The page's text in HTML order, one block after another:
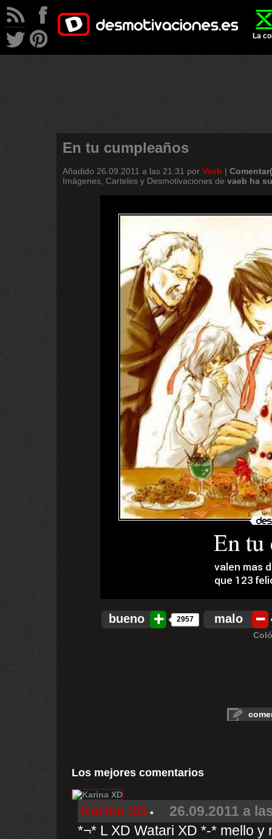
La
En tu cumpleaños
Añadido 26.09.2011 a las 21:31 por Vaeb |
Imágenes, Carteles y Desmotivaciones de vaeb ha
bueno 2957 malo
Los mejores comentarios
Karina XD
26.09.2011 a
*¬* L XD Watari XD *-* mello y